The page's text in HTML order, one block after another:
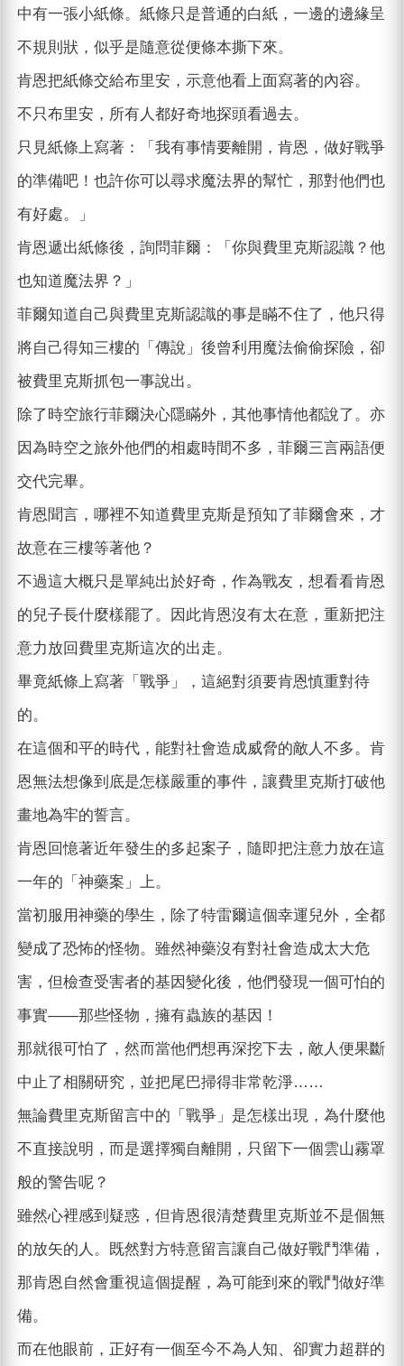
中有一張小紙條。紙條只是普通的白紙，一邊的邊緣呈
不規則狀，似乎是隨意從便條本撕下來。
肯恩把紙條交給布里安，示意他看上面寫著的內容。
不只布里安，所有人都好奇地探頭看過去。
只見紙條上寫著：「我有事情要離開，肯恩，做好戰爭
的準備吧！也許你可以尋求魔法界的幫忙，那對他們也
有好處。」
肯恩遞出紙條後，詢問菲爾：「你與費里克斯認識？他
也知道魔法界？」
菲爾知道自己與費里克斯認識的事是瞞不住了，他只得
將自己得知三樓的「傳說」後曾利用魔法偷偷探險，卻
被費里克斯抓包一事說出。
除了時空旅行菲爾決心隱瞞外，其他事情他都說了。亦
因為時空之旅外他們的相處時間不多，菲爾三言兩語便
交代完畢。
肯恩聞言，哪裡不知道費里克斯是預知了菲爾會來，才
故意在三樓等著他？
不過這大概只是單純出於好奇，作為戰友，想看看肯恩
的兒子長什麼樣罷了。因此肯恩沒有太在意，重新把注
意力放回費里克斯這次的出走。
畢竟紙條上寫著「戰爭」，這絕對須要肯恩慎重對待
的。
在這個和平的時代，能對社會造成威脅的敵人不多。肯
恩無法想像到底是怎樣嚴重的事件，讓費里克斯打破他
畫地為牢的誓言。
肯恩回憶著近年發生的多起案子，隨即把注意力放在這
一年的「神藥案」上。
當初服用神藥的學生，除了特雷爾這個幸運兒外，全都
變成了恐怖的怪物。雖然神藥沒有對社會造成太大危
害，但檢查受害者的基因變化後，他們發現一個可怕的
事實——那些怪物，擁有蟲族的基因！
那就很可怕了，然而當他們想再深挖下去，敵人便果斷
中止了相關研究，並把尾巴掃得非常乾淨……
無論費里克斯留言中的「戰爭」是怎樣出現，為什麼他
不直接說明，而是選擇獨自離開，只留下一個雲山霧罩
般的警告呢？
雖然心裡感到疑惑，但肯恩很清楚費里克斯並不是個無
的放矢的人。既然對方特意留言讓自己做好戰鬥準備，
那肯恩自然會重視這個提醒，為可能到來的戰鬥做好準
備。
而在他眼前，正好有一個至今不為人知、卻實力超群的